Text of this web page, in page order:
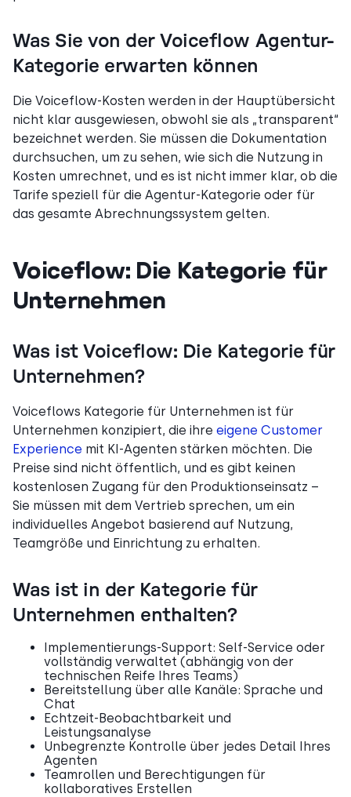
Was Sie von der Voiceflow Agentur-
Kategorie erwarten können
Die Voiceflow-Kosten werden in der Hauptübersicht
nicht klar ausgewiesen, obwohl sie als „transparent“
bezeichnet werden. Sie müssen die Dokumentation
durchsuchen, um zu sehen, wie sich die Nutzung in
Kosten umrechnet, und es ist nicht immer klar, ob die
Tarife speziell für die Agentur-Kategorie oder für
das gesamte Abrechnungssystem gelten.
Voiceflow: Die Kategorie für
Unternehmen
Was ist Voiceflow: Die Kategorie für
Unternehmen?
Voiceflows Kategorie für Unternehmen ist für
Unternehmen konzipiert, die ihre eigene Customer
Experience mit KI-Agenten stärken möchten. Die
Preise sind nicht öffentlich, und es gibt keinen
kostenlosen Zugang für den Produktionseinsatz –
Sie müssen mit dem Vertrieb sprechen, um ein
individuelles Angebot basierend auf Nutzung,
Teamgröße und Einrichtung zu erhalten.
Was ist in der Kategorie für
Unternehmen enthalten?
Implementierungs-Support: Self-Service oder
vollständig verwaltet (abhängig von der
technischen Reife Ihres Teams)
Bereitstellung über alle Kanäle: Sprache und
Chat
Echtzeit-Beobachtbarkeit und
Leistungsanalyse
Unbegrenzte Kontrolle über jedes Detail Ihres
Agenten
Teamrollen und Berechtigungen für
kollaboratives Erstellen